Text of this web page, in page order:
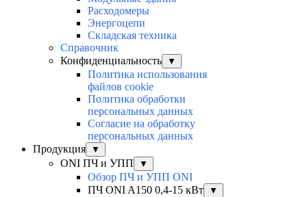
Расходомеры
Энергоцепи
Складская техника
Справочник
Конфиденциальность
▼
Политика использования
файлов cookie
Политика обработки
персональных данных
Согласие на обработку
персональных данных
Продукция
▼
ONI ПЧ и УПП ▼
Обзор ПЧ и УПП ONI
ПЧ ONI A150 0,4-15 кВт
▼